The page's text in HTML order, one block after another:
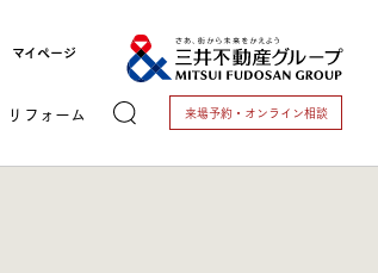
マイページ
リフォーム 来場予約・ オンライン相談